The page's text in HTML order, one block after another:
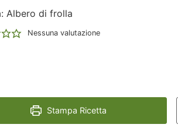
Albero di frolla
Nessuna valutazione
Stampa Ricetta